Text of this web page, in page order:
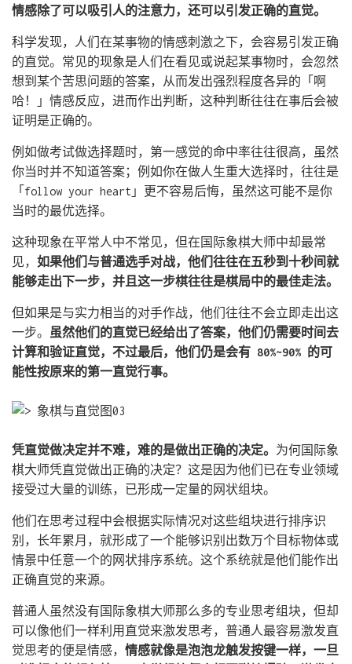
情感除了可以吸引人的注意力，还可以引发正确的直觉。
科学发现，人们在某事物的情感刺激之下，会容易引发正确
的直觉。常见的现象是人们在看见或说起某事物时，会忽然
想到某个苦思问题的答案，从而发出强烈程度各异的「啊
哈！」情感反应，进而作出判断，这种判断往往在事后会被
证明是正确的。
例如做考试做选择题时，第一感觉的命中率往往很高，虽然
你当时并不知道答案；例如你在做人生重大选择时，往往是
「follow your heart」更不容易后悔，虽然这可能不是你
当时的最优选择。
这种现象在平常人中不常见，但在国际象棋大师中却最常
见， 如果他们与普通选手对战，他们往往在五秒到十秒间就
能够走出下一步，并且这一步棋往往是棋局中的最佳走法。
但如果是与实力相当的对手作战，他们往往不会立即走出这
一步。
虽然他们的直觉已经给出了答案，他们仍需要时间去
计算和验证直觉，不过最后，他们仍是会有 80%~90% 的可
能性按原来的第一直觉行事。
凭直觉做决定并不难，难的是做出正确的决定。 为何国际象
棋大师凭直觉做出正确的决定？这是因为他们已在专业领域
接受过大量的训练，已形成一定量的网状组块。
他们在思考过程中会根据实际情况对这些组块进行排序识
别，长年累月，就形成了一个能够识别出数万个目标物体或
情景中任意一个的网状排序系统。这个系统就是他们能作出
正确直觉的来源。
普通人虽然没有国际象棋大师那么多的专业思考组块，但却
可以像他们一样利用直觉来激发思考，普通人最容易激发直
觉思考的便是情感， 情感就像是泡泡龙触发按键一样，一旦